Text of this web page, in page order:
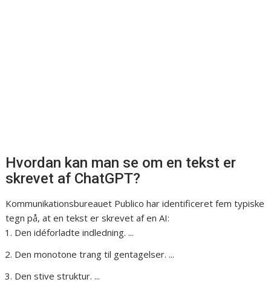
Hvordan kan man se om en tekst er
skrevet af ChatGPT?
Kommunikationsbureauet Publico har identificeret fem typiske
tegn på, at en tekst er skrevet af en AI:
Den idéforladte indledning. ...
Den monotone trang til gentagelser. ...
Den stive struktur. ...